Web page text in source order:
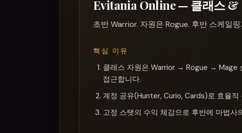
Evitania Online — 클래스 &
초반 Warrior. 자원은 Rogue. 후반 스케일
핵심 이유
클래스 자원은 Warrior → Rogue → Mage
접근합니다.
계정 공유(Hunter, Curio, Cards)로 효율적
고정 스탯의 수익 체감으로 후반에 마법사